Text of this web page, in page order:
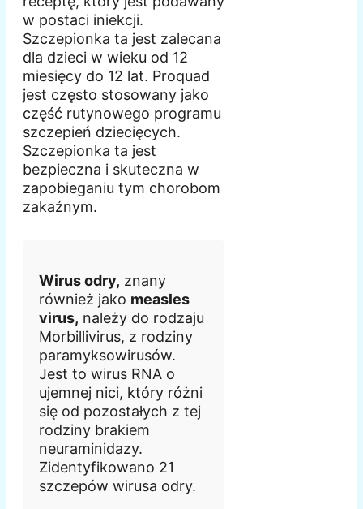
w postaci iniekcji.
Szczepionka ta jest zalecana
dla dzieci w wieku od 12
miesięcy do 12 lat. Proquad
jest często stosowany jako
część rutynowego programu
szczepień dziecięcych.
Szczepionka ta jest
bezpieczna i skuteczna w
zapobieganiu tym chorobom
zakaźnym.
Wirus odry, znany
również jako measles
virus, należy do rodzaju
Morbillivirus, z rodziny
paramyksowirusów.
Jest to wirus RNA o
ujemnej nici, który różni
się od pozostałych z tej
rodziny brakiem
neuraminidazy.
Zidentyfikowano 21
szczepów wirusa odry.